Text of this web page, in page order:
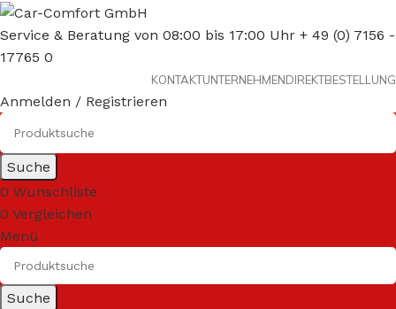
Service & Beratung von 08:00 bis 17:00 Uhr + 49 (0) 7156 -
17765 0
KONTAKTUNTERNEHMENDIREKTBESTELLUNG
Anmelden / Registrieren
Suche
0 Wunschliste
0 Vergleichen
Menü
Suche